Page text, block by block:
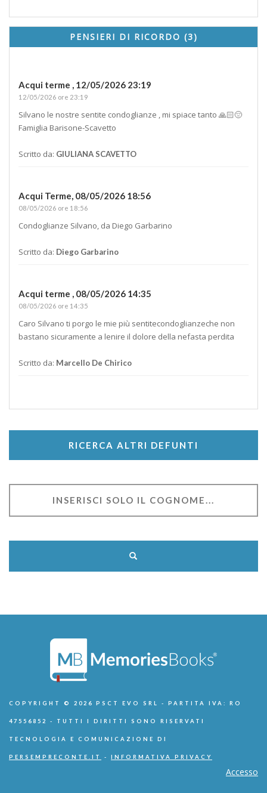
PENSIERI DI RICORDO (3)
Acqui terme , 12/05/2026 23:19
12/05/2026 ore 23:19
Silvano le nostre sentite condoglianze , mi spiace tanto 🙏🏻😔
Famiglia Barisone-Scavetto
Scritto da: GIULIANA SCAVETTO
Acqui Terme, 08/05/2026 18:56
08/05/2026 ore 18:56
Condoglianze Silvano, da Diego Garbarino
Scritto da: Diego Garbarino
Acqui terme , 08/05/2026 14:35
08/05/2026 ore 14:35
Caro Silvano ti porgo le mie più sentitecondoglianzeche non
bastano sicuramente a lenire il dolore della nefasta perdita
Scritto da: Marcello De Chirico
RICERCA ALTRI DEFUNTI
COPYRIGHT © 2026 PSCT EVO SRL - PARTITA IVA: RO
47556852 - TUTTI I DIRITTI SONO RISERVATI
TECNOLOGIA E COMUNICAZIONE DI
PERSEMPRECONTE.IT - INFORMATIVA PRIVACY
Accesso